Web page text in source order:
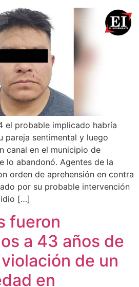
el probable implicado habría
pareja sentimental y luego
canal en el municipio de
lo abandonó. Agentes de la
orden de aprehensión en contra
por su probable intervención
[…]
fueron
a 43 años de
de un
en